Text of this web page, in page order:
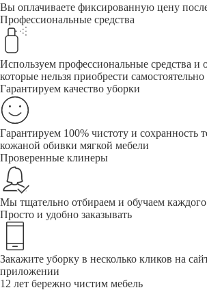
Вы оплачиваете фиксированную цену
Профессиональные средства
Используем профессиональные средства и
которые нельзя приобрести самостоятельно
Гарантируем качество уборки
Гарантируем 100% чистоту и сохранность
кожаной обивки мягкой мебели
Проверенные клинеры
Мы тщательно отбираем и обучаем
Просто и удобно заказывать
Закажите уборку в несколько кликов на
приложении
12 лет бережно чистим мебель